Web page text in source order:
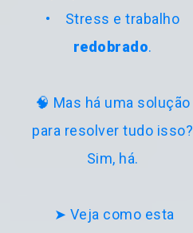
• Stress e trabalho
redobrado.
🧠 Mas há uma solução
para resolver tudo isso?
Sim, há.
➤ Veja como esta